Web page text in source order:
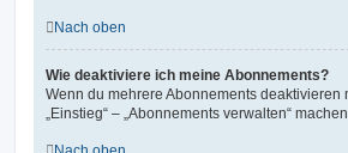
Nach oben
Wie deaktiviere ich meine Abonnements?
Wenn du mehrere Abonnements
„Einstieg“ – „Abonnements verwalten“ machen.